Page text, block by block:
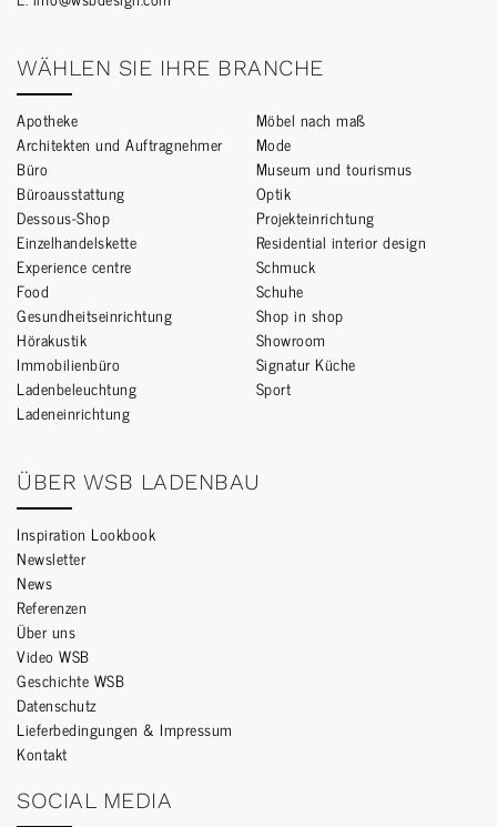
WÄHLEN SIE IHRE BRANCHE
Apotheke
Architekten und Auftragnehmer
Büro
Büroausstattung
Dessous-Shop
Einzelhandelskette
Experience centre
Food
Gesundheitseinrichtung
Hörakustik
Immobilienbüro
Ladenbeleuchtung
Ladeneinrichtung
Möbel nach maß
Mode
Museum und tourismus
Optik
Projekteinrichtung
Residential interior design
Schmuck
Schuhe
Shop in shop
Showroom
Signatur Küche
Sport
ÜBER WSB LADENBAU
Inspiration Lookbook
Newsletter
News
Referenzen
Über uns
Video WSB
Geschichte WSB
Datenschutz
Lieferbedingungen & Impressum
Kontakt
SOCIAL MEDIA